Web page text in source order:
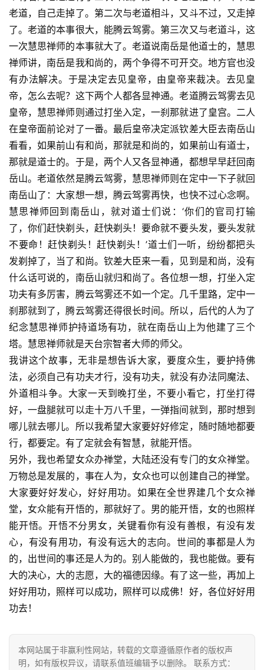
益
善
佛
教
人
物
寺
院
巡
礼
视
频
纪
录
佛
教
艺
术
政
策
法
规
免
责
声
明
登录 注册
老道，自己走掉了。第二次与老道相斗，又斗不过，又走掉
了。老道的本事很大，能腾云驾雾。第三次又与老道斗，这
一次慧思禅师的本事就大了。老道说南岳是他道士的，慧思
禅师讲，南岳是我和尚的，两个争得不可开交。地方官也没
有办法解决。于是决定去见皇帝，由皇帝来裁决。去见皇
帝，怎么去呢？这下两个人都各显神通。老道腾云驾雾去见
皇帝，慧思禅师则通过打坐入定，一刹那就进了皇宫。二人
在皇帝面前论对了一番。最后皇帝决定派钦差大臣去南岳山
看看，如果前山有和尚，那就是和尚的，如果前山有道士，
那就是道士的。于是，两个人又各显神通，都想早早赶回南
岳山。老道依然是腾云驾雾，慧思禅师则在定中一下子就回
南岳山了：大家想一想，腾云驾雾再快，也快不过心念啊。
慧思禅师回到南岳山，就对道士们说：‘你们的官司打输
了，你们赶快剃头，赶快剃头！要命就不要头发，要头发就
不要命！赶快剃头！赶快剃头！’道士们一听，纷纷都把头
发剃掉了，当了和尚。钦差大臣来一看，见到是和尚，没有
什么话可说的，南岳山就归和尚了。各位想一想，打坐入定
功夫有多厉害，腾云驾雾还不如一个定。几千里路，定中一
刹那就到了，腾云驾雾还得很长时间。所以，后代的人为了
纪念慧思禅师护持道场有功，就在南岳山上为他建了三个
塔。慧思禅师就是天台宗智者大师的师父。
我讲这个故事，无非是想告诉大家，要度众生，要护持佛
法，必须自己有功夫才行，没有功夫，就没有办法同魔法、
外道相斗争。大家一天到晚打坐，不要小看它，打坐打得
好，一盘腿就可以走十万八千里，一弹指间就到，那时想到
哪儿就去哪儿。所以我希望大家要好好修定，随时随地都要
行，都要定。有了定就会有智慧，就能开悟。
另外，我也希望女众办禅堂，大陆还没有专门的女众禅堂。
万物总是发展的，事在人为，女众也可以创建自己的禅堂。
大家要好好发心，好好用功。如果在全世界建几个女众禅
堂，女众能有开悟的，那就好了。男的能开悟，女的也照样
能开悟。开悟不分男女，关键看你有没有善根，有没有发
心，有没有用功，有没有远大的志向。世间的事都是人为
的，出世间的事还是人为的。别人能做的，我也能做。要有
大的决心，大的志愿，大的福德因缘。有了这一些，再加上
好好用功，照样可以成功，照样可以成佛！好，各位好好用
功去！
本网站属于非赢利性网站，转载的文章遵循原作者的版权声
明，如有版权异议，请联系值班编辑予以删除。 联系方式：